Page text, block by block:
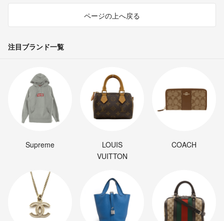
ページの上へ戻る
注目ブランド一覧
Supreme
LOUIS
VUITTON
COACH